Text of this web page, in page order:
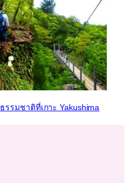
รรมชาติที่เกาะ Yakushima